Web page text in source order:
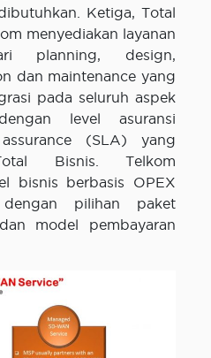
Ketiga, Total
menyediakan layanan
planning, design,
dan maintenance yang
pada seluruh aspek
level asuransi
(SLA) yang
Bisnis. Telkom
bisnis berbasis OPEX
pilihan paket
model pembayaran